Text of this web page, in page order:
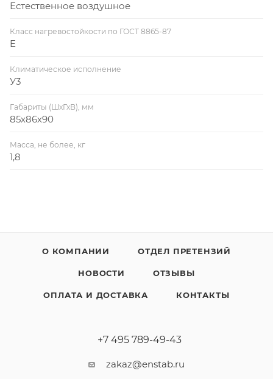
Естественное воздушное
Класс нагревостойкости по ГОСТ 8865-87
E
Климатическое исполнение
У3
Габариты (ШхГхВ), мм
85х86х90
Масса, не более, кг
1,8
О КОМПАНИИ ОТДЕЛ ПРЕТЕНЗИЙ
НОВОСТИ ОТЗЫВЫ
ОПЛАТА И ДОСТАВКА КОНТАКТЫ
+7 495 789-49-43
zakaz@enstab.ru